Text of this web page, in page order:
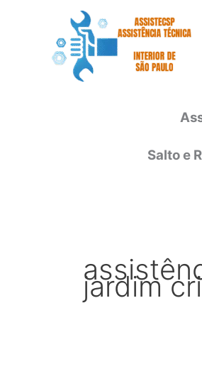
Salto e
jardim